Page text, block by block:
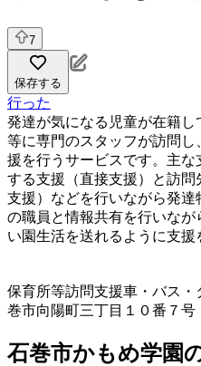
7
保存する
行った
発達が気になる児童が在籍
等に専門のスタッフが訪問
援を行うサービスです。主
する支援（直接支援）と訪
支援）などを行いながら発
の職員と情報共有を行いな
い園生活を送れるように支援
保育所等訪問支援車・バス
巻市向陽町三丁目１０番７号
石巻市かもめ学園